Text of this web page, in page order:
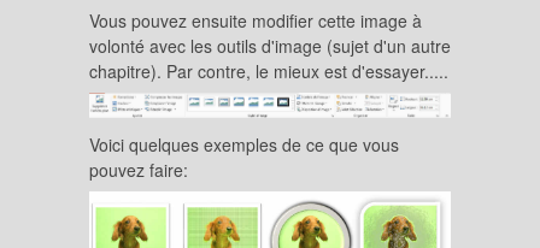
Vous pouvez ensuite modifier cette image à
volonté avec les outils d'image (sujet d'un autre
chapitre). Par contre, le mieux est d'essayer.....
Voici quelques exemples de ce que vous
pouvez faire: